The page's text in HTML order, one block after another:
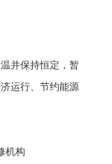
并保持恒定，暂
运行、节约能源
机构